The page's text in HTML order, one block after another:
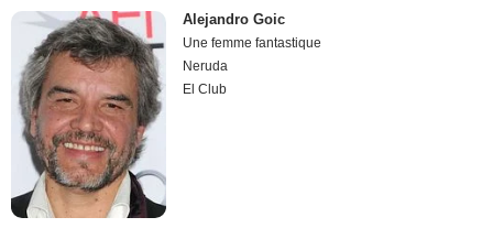
Alejandro Goic
Une femme fantastique
Neruda
El Club